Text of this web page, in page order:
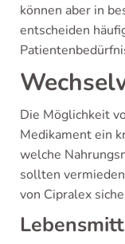
können aber in
entscheiden
Die Möglichkeit
Medikament ein
welche
sollten
von Cipralex